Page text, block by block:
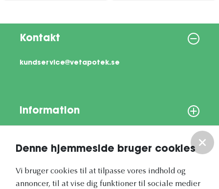
Denne hjemmeside bruger cookies
Vi bruger cookies til at tilpasse vores indhold og
annoncer, til at vise dig funktioner til sociale medier
Kontakt
kundservice@vetapotek.se
Information
Vores nyhedsbrev